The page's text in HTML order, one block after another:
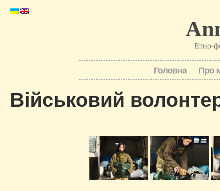
Етно-
Головна Про
Військовий